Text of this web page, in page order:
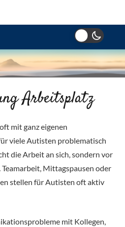
Arbeitsplatz
mit ganz eigenen
viele Autisten problematisch
die Arbeit an sich, sondern vor
Teamarbeit, Mittagspausen oder
stellen für Autisten oft aktiv
mit Kollegen,